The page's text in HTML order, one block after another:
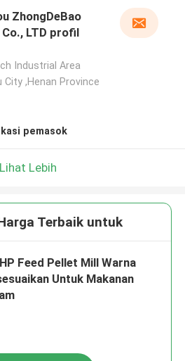
ZhongDeBao
LTD profil
Industrial Area
City ,Henan Province
pemasok
Lihat Lebih
Terbaik untuk
Feed Pellet Mill Warna
Untuk Makanan